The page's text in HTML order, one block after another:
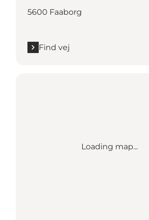
5600 Faaborg
Find vej
Loading map...